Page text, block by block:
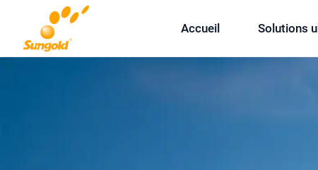
Content
Accueil Solutions